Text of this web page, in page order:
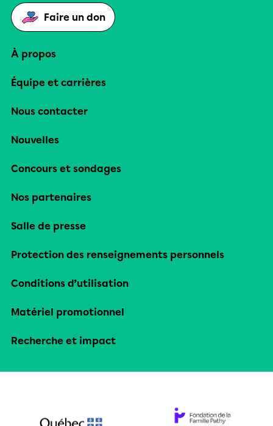
Faire un don
À propos
Équipe et carrières
Nous contacter
Nouvelles
Concours et sondages
Nos partenaires
Salle de presse
Protection des renseignements personnels
Conditions d’utilisation
Matériel promotionnel
Recherche et impact